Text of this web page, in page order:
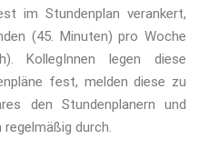
im Stundenplan verankert,
(45. Minuten) pro Woche
KollegInnen legen diese
fest, melden diese zu
den Stundenplanern und
durch.